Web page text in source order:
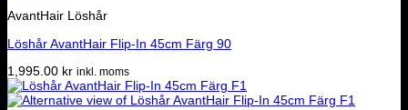
AvantHair Löshår
Löshår AvantHair Flip-In 45cm Färg 90
1,995.00 kr inkl. moms